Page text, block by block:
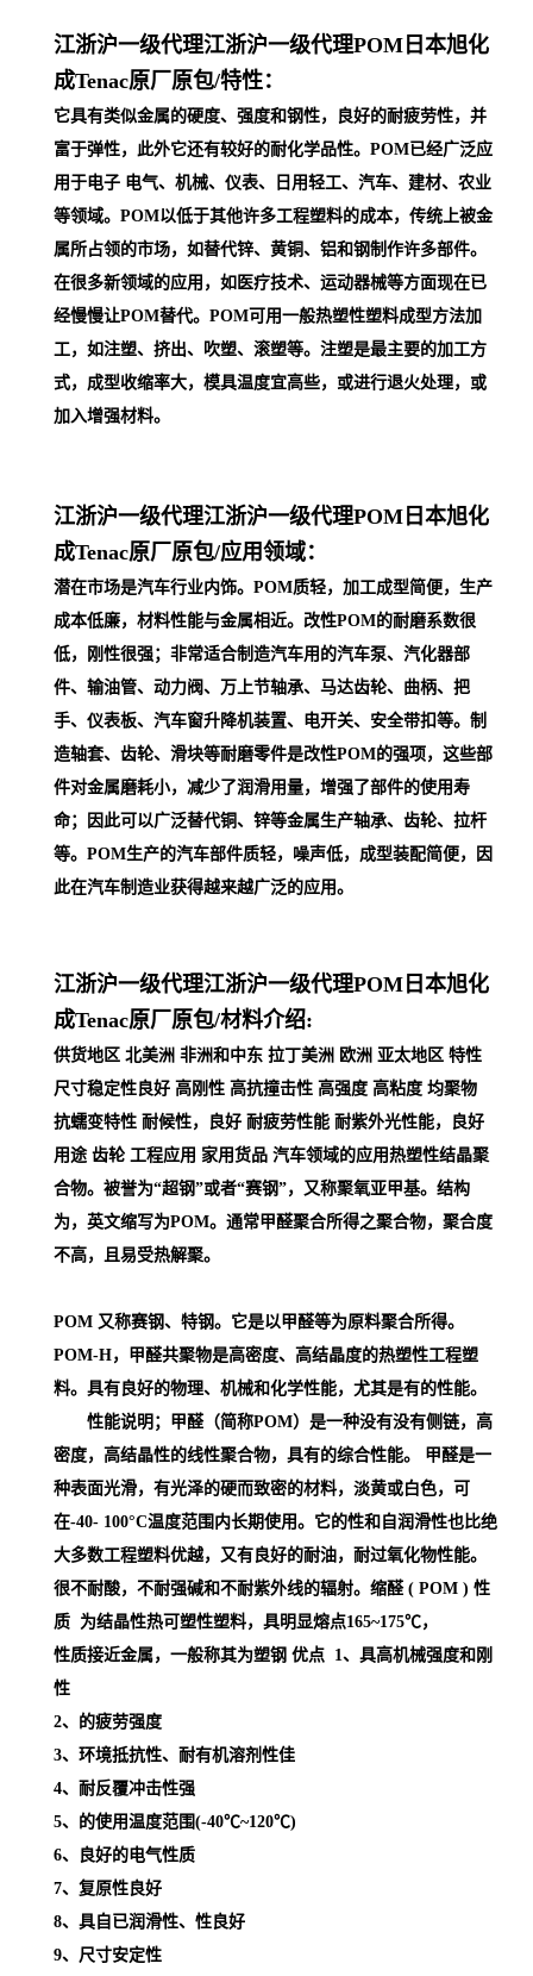
江浙沪一级代理江浙沪一级代理POM日本旭化
成Tenac原厂原包/特性：
它具有类似金属的硬度、强度和钢性，良好的耐疲劳性，并
富于弹性，此外它还有较好的耐化学品性。POM已经广泛应
用于电子 电气、机械、仪表、日用轻工、汽车、建材、农业
等领域。POM以低于其他许多工程塑料的成本，传统上被金
属所占领的市场，如替代锌、黄铜、铝和钢制作许多部件。
在很多新领域的应用，如医疗技术、运动器械等方面现在已
经慢慢让POM替代。POM可用一般热塑性塑料成型方法加
工，如注塑、挤出、吹塑、滚塑等。注塑是最主要的加工方
式，成型收缩率大，模具温度宜高些，或进行退火处理，或
加入增强材料。
江浙沪一级代理江浙沪一级代理POM日本旭化
成Tenac原厂原包/应用领域：
潜在市场是汽车行业内饰。POM质轻，加工成型简便，生产
成本低廉，材料性能与金属相近。改性POM的耐磨系数很
低，刚性很强；非常适合制造汽车用的汽车泵、汽化器部
件、输油管、动力阀、万上节轴承、马达齿轮、曲柄、把
手、仪表板、汽车窗升降机装置、电开关、安全带扣等。制
造轴套、齿轮、滑块等耐磨零件是改性POM的强项，这些部
件对金属磨耗小，减少了润滑用量，增强了部件的使用寿
命；因此可以广泛替代铜、锌等金属生产轴承、齿轮、拉杆
等。POM生产的汽车部件质轻，噪声低，成型装配简便，因
此在汽车制 造业获得越来越广泛的应用。
江浙沪一级代理江浙沪一级代理POM日本旭化
成Tenac原厂原包/材料介绍:
供货地区 北美洲 非洲和中东 拉丁美洲 欧洲 亚太地区 特性
尺寸稳定性良好 高刚性 高抗撞击性 高强度 高粘度 均聚物
抗蠕变特性 耐候性，良好 耐疲劳性能 耐紫外光性能，良好
用途 齿轮 工程应用 家用货品 汽车领域的应用热塑性结晶聚
合物。被誉为“超钢”或者“赛钢”，又称聚氧亚甲基。结构
为，英文缩写为POM。通常甲醛聚合所得之聚合物，聚合度
不高，且易受热解聚。
POM 又称赛钢、特钢。它是以甲醛等为原料聚合所得。
POM-H，甲醛共聚物是高密度、高结晶度的热塑性工程塑
料。具有良好的物理、机械和化学性能，尤其是有的性能。
性能说明；甲醛（简称POM）是一种没有没有侧链，高
密度，高结晶性的线性聚合物，具有的综合性能。 甲醛是一
种表面光滑，有光泽的硬而致密的材料，淡黄或白色，可
在-40- 100°C温度范围内长期使用。它的性和自润滑性也比绝
大多数工程塑料优越，又有良好的耐油，耐过氧化物性能。
很不耐酸，不耐强碱和不耐紫外线的辐射。缩醛 ( POM ) 性
质 为结晶性热可塑性塑料，具明显熔点165~175℃，
性质接近金属，一般称其为塑钢 优点 1、具高机械强度和刚
性
2、的疲劳强度
3、环境抵抗性、耐有机溶剂性佳
4、耐反覆冲击性强
5、的使用温度范围(-40℃~120℃)
6、良好的电气性质
7、复原性良好
8、具自已润滑性、性良好
9、尺寸安定性